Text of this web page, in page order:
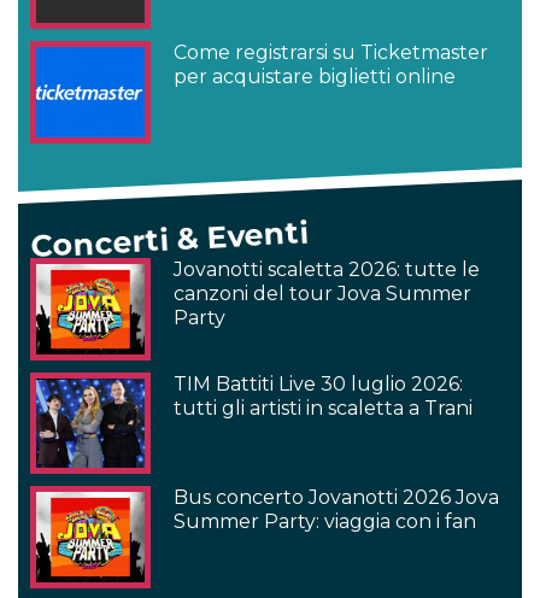
Come registrarsi su Ticketmaster
per acquistare biglietti online
Concerti & Eventi
Jovanotti scaletta 2026: tutte le
canzoni del tour Jova Summer
Party
TIM Battiti Live 30 luglio 2026:
tutti gli artisti in scaletta a Trani
Bus concerto Jovanotti 2026 Jova
Summer Party: viaggia con i fan